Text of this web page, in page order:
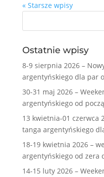
« Starsze wpisy
Ostatnie wpisy
8-9 sierpnia 2026 –
argentyńskiego dla par
30-31 maj 2026 –
argentyńskiego od
13 kwietnia-01 czerwca
tanga argentyńskiego
18-19 kwietnia 2026 –
argentyńskiego od zera
14-15 luty 2026 –